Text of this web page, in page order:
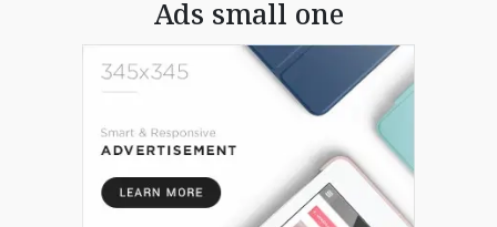
Ads small one